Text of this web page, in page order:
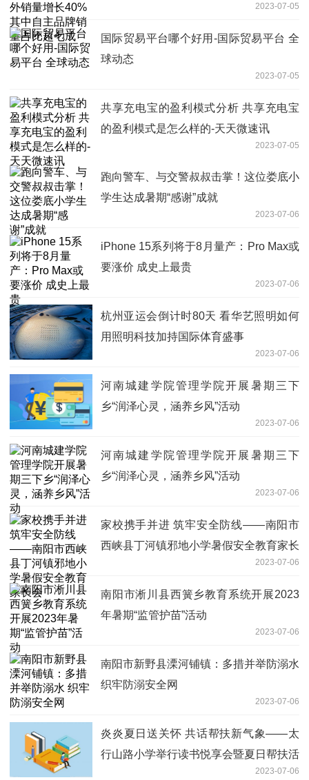
2023-07-05
国际贸易平台哪个好用-国际贸易平台 全
球动态
2023-07-05
共享充电宝的盈利模式分析 共享充电宝
的盈利模式是怎么样的-天天微速讯
2023-07-05
跑向警车、与交警叔叔击掌！这位娄底小
学生达成暑期“感谢”成就
2023-07-06
iPhone 15系列将于8月量产：Pro Max或
要涨价 成史上最贵
2023-07-06
杭州亚运会倒计时80天 看华艺照明如何
用照明科技加持国际体育盛事
2023-07-06
河南城建学院管理学院开展暑期三下
乡“润泽心灵，涵养乡风”活动
2023-07-06
河南城建学院管理学院开展暑期三下
乡“润泽心灵，涵养乡风”活动
2023-07-06
家校携手并进 筑牢安全防线——南阳市
西峡县丁河镇邪地小学暑假安全教育家长
2023-07-06
南阳市淅川县西簧乡教育系统开展2023
年暑期“监管护苗”活动
2023-07-06
南阳市新野县溧河铺镇：多措并举防溺水
织牢防溺安全网
2023-07-06
炎炎夏日送关怀 共话帮扶新气象——太
行山路小学举行读书悦享会暨夏日帮扶活
2023-07-06